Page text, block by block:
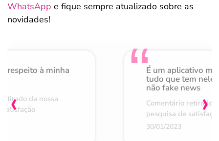
WhatsApp e fique sempre atualizado sobre as
novidades!
respeito à minha
da nossa
É um aplicativo
tudo que tem nele
não fake news
Comentário retirado
pesquisa de
30/01/2023
‹ ›